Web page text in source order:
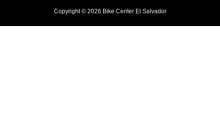
Copyright © 2026 Bike Center El Salvador